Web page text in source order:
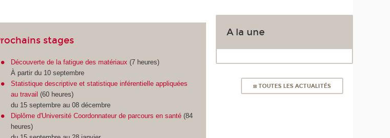
stages
Découverte de la fatigue des matériaux (7 heures)
À partir du 10 septembre
Statistique descriptive et statistique inférentielle appliquées
au travail (60 heures)
du 15 septembre au 08 décembre
Diplôme d'Université Coordonnateur de parcours en santé (84
heures)
A la une
◙ TOUTES LES ACTUALITÉS